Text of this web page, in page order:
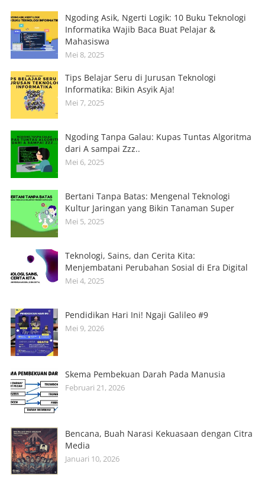
Ngoding Asik, Ngerti Logik: 10 Buku Teknologi
Informatika Wajib Baca Buat Pelajar &
Mahasiswa
Mei 8, 2025
Tips Belajar Seru di Jurusan Teknologi
Informatika: Bikin Asyik Aja!
Mei 7, 2025
Ngoding Tanpa Galau: Kupas Tuntas Algoritma
dari A sampai Zzz..
Mei 6, 2025
Bertani Tanpa Batas: Mengenal Teknologi
Kultur Jaringan yang Bikin Tanaman Super
Mei 5, 2025
Teknologi, Sains, dan Cerita Kita:
Menjembatani Perubahan Sosial di Era Digital
Mei 4, 2025
Pendidikan Hari Ini! Ngaji Galileo #9
Mei 9, 2026
Skema Pembekuan Darah Pada Manusia
Februari 21, 2026
Bencana, Buah Narasi Kekuasaan dengan Citra
Media
Januari 10, 2026